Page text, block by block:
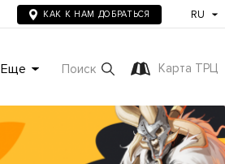
КАК К НАМ ДОБРАТЬСЯ RU
Еще Поиск Карта ТРЦ